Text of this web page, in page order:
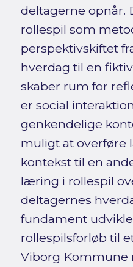
deltagerne opnår.
rollespil som
perspektivskiftet
hverdag til en
skaber rum for
er social
genkendelige
muligt at overføre
kontekst til en
læring i rollespil
deltagernes
fundament
rollespilsforløb til
Viborg Kommune